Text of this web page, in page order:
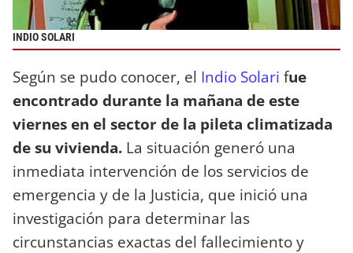
INDIO SOLARI
Según se pudo conocer, el Indio Solari fue
encontrado durante la mañana de este
viernes en el sector de la pileta climatizada
de su vivienda. La situación generó una
inmediata intervención de los servicios de
emergencia y de la Justicia, que inició una
investigación para determinar las
circunstancias exactas del fallecimiento y